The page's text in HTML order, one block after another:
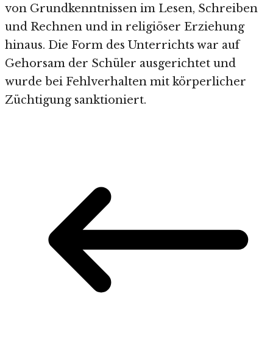
von Grundkenntnissen im Lesen, Schreiben
und Rechnen und in religiöser Erziehung
hinaus. Die Form des Unterrichts war auf
Gehorsam der Schüler ausgerichtet und
wurde bei Fehlverhalten mit körperlicher
Züchtigung sanktioniert.